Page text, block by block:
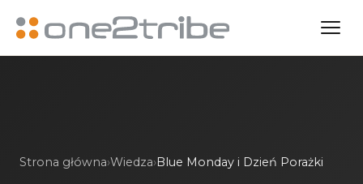
Strona główna›Wiedza›Blue Monday i Dzień Porażki